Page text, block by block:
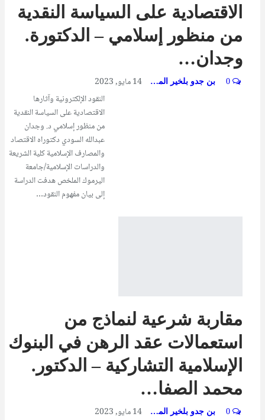
الاقتصادية على السياسة النقدية
من منظور إسلامي – الدكتورة.
وجدان…
بن جدو بلخير المشرف العام 14 مايو, 2023
النقود الإلكترونية وآثارها
الاقتصادية على السياسة النقدية
من منظور إسلامي د. وجدان
عبدالله السودي دكتوراه الاقتصاد
والمصارف الإسلامية كلية الشريعة
والدراسات الإسلامية/جامعة
اليرموك الملخص هدفت الدراسة
إلى بيان مفهوم النقود…
مقاربة شرعية لنماذج من
استعمالات عقد الرهن في البنوك
الإسلامية التشاركية – الدكتور.
محمد الصفا…
بن جدو بلخير المشرف العام 14 مايو, 2023